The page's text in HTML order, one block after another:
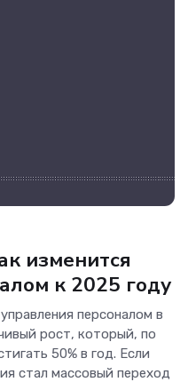
изменится
к 2025 году
персоналом в
рост, который, по
50% в год. Если
стал массовый переход